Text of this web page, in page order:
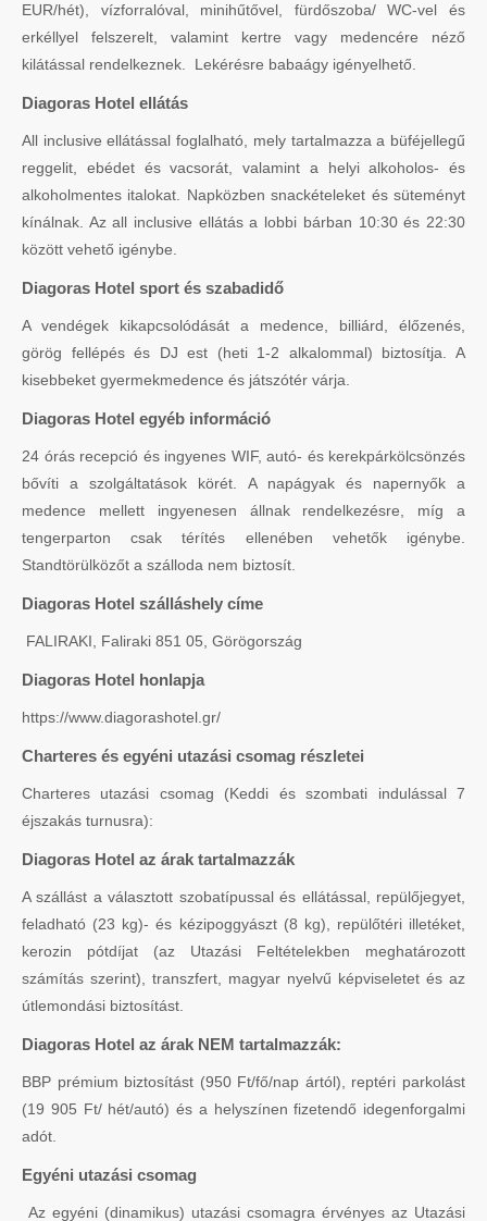
EUR/hét), vízforralóval, minihűtővel, fürdőszoba/ WC-vel és
erkéllyel felszerelt, valamint kertre vagy medencére néző
kilátással rendelkeznek. Lekérésre babaágy igényelhető.
Diagoras Hotel ellátás
All inclusive ellátással foglalható, mely tartalmazza a büféjellegű
reggelit, ebédet és vacsorát, valamint a helyi alkoholos- és
alkoholmentes italokat. Napközben snackételeket és süteményt
kínálnak. Az all inclusive ellátás a lobbi bárban 10:30 és 22:30
között vehető igénybe.
Diagoras Hotel sport és szabadidő
A vendégek kikapcsolódását a medence, billiárd, élőzenés,
görög fellépés és DJ est (heti 1-2 alkalommal) biztosítja. A
kisebbeket gyermekmedence és játszótér várja.
Diagoras Hotel egyéb információ
24 órás recepció és ingyenes WIF, autó- és kerekpárkölcsönzés
bővíti a szolgáltatások körét. A napágyak és napernyők a
medence mellett ingyenesen állnak rendelkezésre, míg a
tengerparton csak térítés ellenében vehetők igénybe.
Standtörülközőt a szálloda nem biztosít.
Diagoras Hotel szálláshely címe
FALIRAKI, Faliraki 851 05, Görögország
Diagoras Hotel honlapja
https://www.diagorashotel.gr/
Charteres és egyéni utazási csomag részletei
Charteres utazási csomag (Keddi és szombati indulással 7
éjszakás turnusra):
Diagoras Hotel az árak tartalmazzák
A szállást a választott szobatípussal és ellátással, repülőjegyet,
feladható (23 kg)- és kézipoggyászt (8 kg), repülőtéri illetéket,
kerozin pótdíjat (az Utazási Feltételekben meghatározott
számítás szerint), transzfert, magyar nyelvű képviseletet és az
útlemondási biztosítást.
Diagoras Hotel az árak NEM tartalmazzák:
BBP prémium biztosítást (950 Ft/fő/nap ártól), reptéri parkolást
(19 905 Ft/ hét/autó) és a helyszínen fizetendő idegenforgalmi
adót.
Egyéni utazási csomag
Az egyéni (dinamikus) utazási csomagra érvényes az Utazási